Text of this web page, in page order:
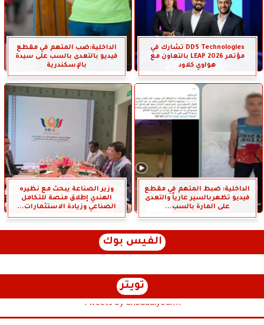
DDS Technologies تشارك في
مؤتمر LEAP 2026 بالتعاون مع
هواوي كلاود
الداخلية:ضب المتهم في مقطع
فيديو بالتعدى بالسب على سيدة
بالإسكندرية
الداخلية: ضبط المتهم في مقطع
فيديو تظهربالسير عارياً والتعدى
على المارة بالسب...
وزير الصناعة يبحث مع نظيره
الهندي إطلاق منصة للتكامل
الصناعي وزيادة الاستثمارات...
الفيس بوك
تويتر
Tweets by anbaaalyoum1